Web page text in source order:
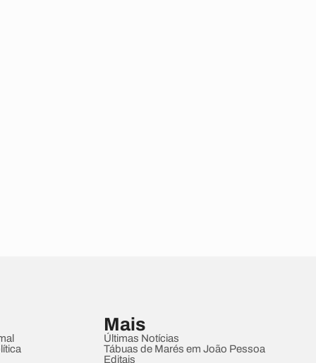
Mais
Últimas Notícias
Tábuas de Marés em João Pessoa
Editais